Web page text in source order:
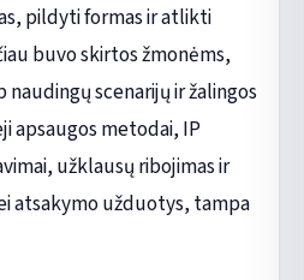
pildyti formas ir atlikti
buvo skirtos žmonėms,
scenarijų ir žalingos
apsaugos metodai, IP
užklausų ribojimas ir
atsakymo užduotys, tampa